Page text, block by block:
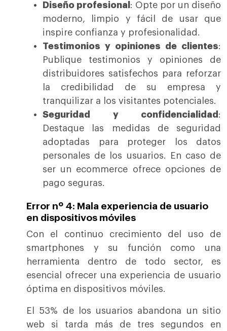
Diseño profesional : Opte por un diseño
moderno, limpio y fácil de usar que
inspire confianza y profesionalidad.
Testimonios y opiniones de clientes:
Publique testimonios y opiniones de
distribuidores satisfechos para reforzar
la credibilidad de su empresa y
tranquilizar a los visitantes potenciales.
Seguridad y confidencialidad :
Destaque las medidas de seguridad
adoptadas para proteger los datos
personales de los usuarios. En caso de
ser un ecommerce ofrece opciones de
pago seguras.
Error nº 4: Mala experiencia de usuario
en dispositivos móviles
Con el continuo crecimiento del uso de
smartphones y su función como una
herramienta dentro de todo sector, es
esencial ofrecer una experiencia de usuario
óptima en dispositivos móviles.
El 53% de los usuarios abandona un sitio
web si tarda más de tres segundos en